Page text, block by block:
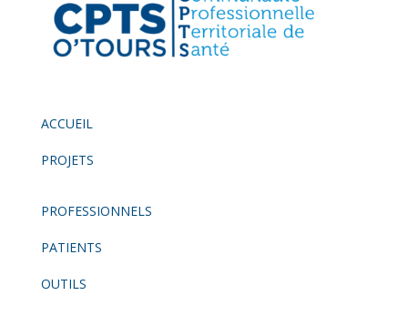
ACCUEIL
PROJETS
PROFESSIONNELS
PATIENTS
OUTILS